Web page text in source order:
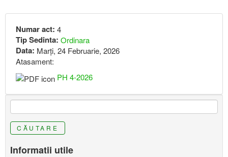
Numar act: 4
Tip Sedinta: Ordinara
Data: Marţi, 24 Februarie, 2026
Atasament:
PH 4-2026
CĂUTARE
Informatii utile